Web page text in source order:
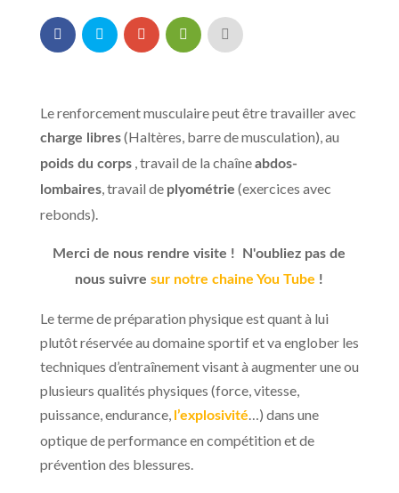
Le renforcement musculaire peut être travailler avec
charge libres(Haltères, barre de musculation), au
poids du corps, travail de la chaîneabdos-
lombaires, travail de plyométrie (exercices avec
rebonds).
Merci de nous rendre visite ! N'oubliez pas de
nous suivresur notre chaine You Tube !
Le terme de préparation physique est quant à lui
plutôt réservée au domaine sportif et va englober les
techniques d’entraînement visant à augmenter une ou
plusieurs qualités physiques (force, vitesse,
puissance, endurance, l’explosivité…) dans une
optique de performance en compétition et de
prévention des blessures.